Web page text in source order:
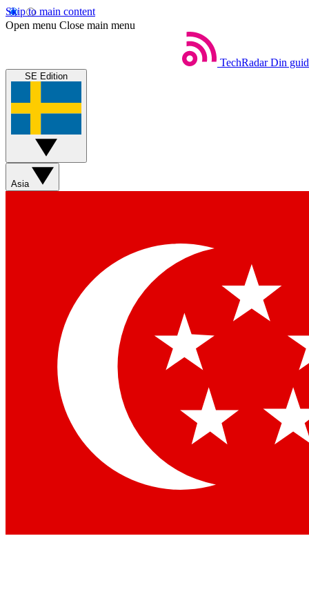
Skip to main content
Open menu Close main menu
TechRadar Din
SE Edition
Asia